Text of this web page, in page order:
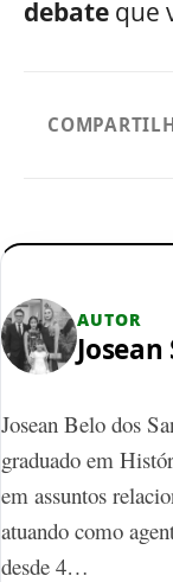
debate que
AUTOR
Josean Belo dos
graduado em
em assuntos
atuando como
desde 4…